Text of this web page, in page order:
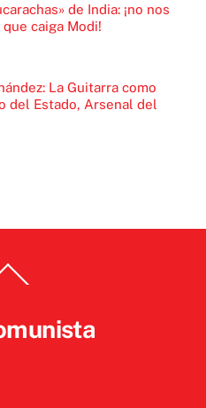
de India: ¡no nos
caiga Modi!
La Guitarra como
del Estado, Arsenal del
To